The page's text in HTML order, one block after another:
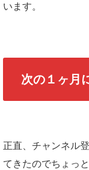
います。
次の１ヶ月
正直、チャンネル
てきたのでちょっ